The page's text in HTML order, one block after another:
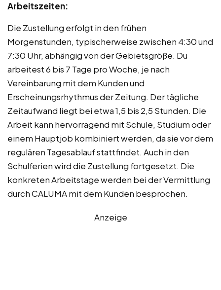
Arbeitszeiten:
Die Zustellung erfolgt in den frühen
Morgenstunden, typischerweise zwischen 4:30 und
7:30 Uhr, abhängig von der Gebietsgröße. Du
arbeitest 6 bis 7 Tage pro Woche, je nach
Vereinbarung mit dem Kunden und
Erscheinungsrhythmus der Zeitung. Der tägliche
Zeitaufwand liegt bei etwa 1,5 bis 2,5 Stunden. Die
Arbeit kann hervorragend mit Schule, Studium oder
einem Hauptjob kombiniert werden, da sie vor dem
regulären Tagesablauf stattfindet. Auch in den
Schulferien wird die Zustellung fortgesetzt. Die
konkreten Arbeitstage werden bei der Vermittlung
durch CALUMA mit dem Kunden besprochen.
Anzeige